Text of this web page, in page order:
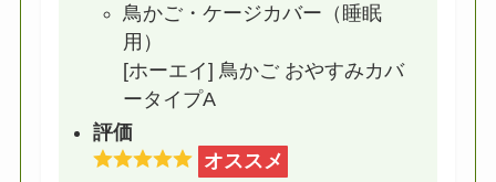
鳥かご・ケージカバー（睡眠
用）
[ホーエイ] 鳥かご おやすみカバ
ータイプA
評価
オススメ